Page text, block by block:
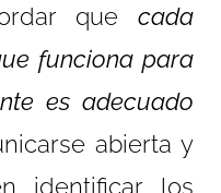
quecada
funciona para
es adecuado
abierta y
identificar los